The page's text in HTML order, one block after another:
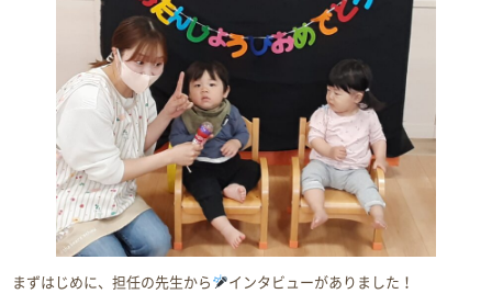
まずはじめに、担任の先生から インタビューがありました！